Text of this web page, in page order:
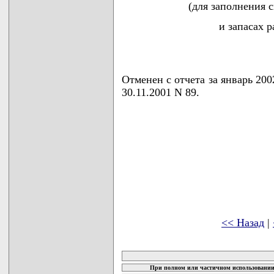
(для заполнения
и запасах
Отменен с отчета за январь
30.11.2001 N 89.
<< Назад |
При полном или частичном